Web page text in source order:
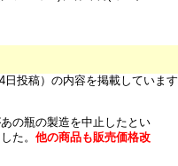
投稿）の内容を掲載しています
の瓶の製造を中止したとい
た。 他の商品も販売価格改